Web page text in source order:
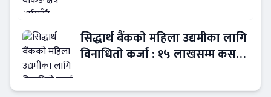
सिद्धार्थ बैंकको महिला उद्यमीका लागि
विनाधितो कर्जा : १५ लाखसम्म कसरी